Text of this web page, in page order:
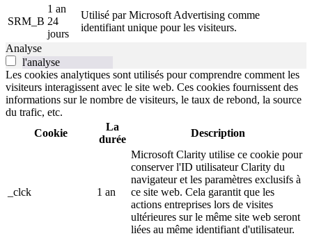
SRM_B
1 an
24
jours
Utilisé par Microsoft Advertising comme
identifiant unique pour les visiteurs.
Analyse
l'analyse
Les cookies analytiques sont utilisés pour comprendre comment les
visiteurs interagissent avec le site web. Ces cookies fournissent des
informations sur le nombre de visiteurs, le taux de rebond, la source
du trafic, etc.
Cookie
La
durée
Description
_clck 1 an
Microsoft Clarity utilise ce cookie pour
conserver l'ID utilisateur Clarity du
navigateur et les paramètres exclusifs à
ce site web. Cela garantit que les
actions entreprises lors de visites
ultérieures sur le même site web seront
liées au même identifiant d'utilisateur.